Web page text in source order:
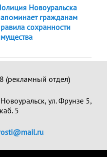
Новоуральска
гражданам
сохранности
(рекламный отдел)
ул. Фрунзе 5,
каб. 5